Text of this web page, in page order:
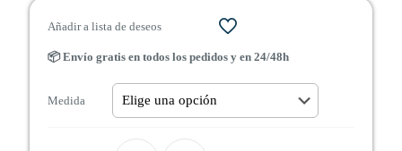
Añadir a lista de deseos
📦 Envío gratis en todos los pedidos y en 24/48h
Medida